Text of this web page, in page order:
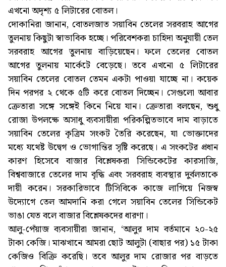
এখনো অদৃশ্য ৫ লিটারের বোতল।
দোকানিরা জানান, বোতলজাত সয়াবিন তেলের সরবরাহ আগের
তুলনায় কিছুটা স্বাভাবিক হচ্ছে। পরিবেশকরা চাহিদা অনুযায়ী তেল
সরবরাহ আগের তুলনায় বাড়িয়েছেন। ফলে তেলের বোতল
আগের তুলনায় মার্কেটে বেড়েছে। তবে এখনো ৫ লিটারের
সয়াবিন তেলের বোতল তেমন একটা পাওয়া যাচ্ছে না। কয়েক
দিন পরপর ২ থেকে ৫টি করে বোতল দিচ্ছেন। সেগুলো আবার
ক্রেতারা সঙ্গে সঙ্গেই কিনে নিয়ে যান। ক্রেতারা বলছেন, শুধু
রোজা উপলক্ষে অসাধু ব্যবসায়ীরা পরিকল্পিতভাবে দাম বাড়াতে
সয়াবিন তেলের কৃত্রিম সংকট তৈরি করেছেন, যা ভোক্তাদের
মধ্যে যথেষ্ট উদ্বেগ ও ভোগান্তির সৃষ্টি করেছে। এ সংকটের প্রধান
কারণ হিসেবে বাজার বিশ্লেষকরা সিন্ডিকেটের কারসাজি,
বিশ্ববাজারে তেলের দাম বৃদ্ধি এবং সরবরাহ ব্যবস্থার দুর্বলতাকে
দায়ী করেন। সরকারিভাবে টিসিবিকে কাজে লাগিয়ে নিজস্ব
উদ্যোগে তেল আমদানি করা গেলে সয়াবিন তেলের সিন্ডিকেট
ভাঙা যেত বলে বাজার বিশ্লেষকদের ধারণা।
আলু-পেঁয়াজ ব্যবসায়ীরা জানান, ‘আলুর দাম বর্তমানে ২০-২৫
টাকা কেজি। মাঝখানে আমরা ছোট আলুটা (বাছার পর) ১৫ টাকা
কেজিও বিক্রি করেছি। তবে আলুর দাম রোজার পর বাড়তে